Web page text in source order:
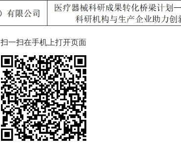
扫一扫在手机上打开页面